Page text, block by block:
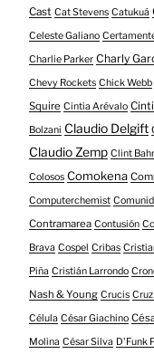
Cast Cat Stevens Catukuá
Celeste Galiano
Charlie Parker Charly
Chevy Rockets Chick Webb
Squire Cintia Arévalo
Bolzani Claudio Delgift
Claudio Zemp Clint Bahr
Colosos Comokena
Computerchemist
Contramarea Contusión
Brava Cospel Cribas
Piña Cristián Larrondo
Nash & Young Crucis
Célula César Giachino
Molina César Silva D'Funk